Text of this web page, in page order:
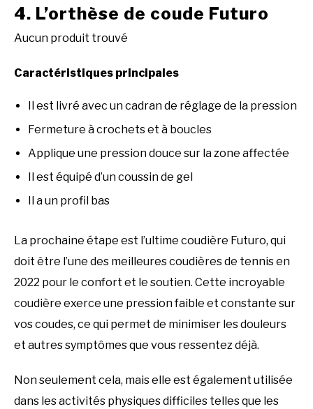
4. L’orthèse de coude Futuro
Aucun produit trouvé
Caractéristiques principales
Il est livré avec un cadran de réglage de la pression
Fermeture à crochets et à boucles
Applique une pression douce sur la zone affectée
Il est équipé d’un coussin de gel
Il a un profil bas
La prochaine étape est l’ultime coudière Futuro, qui
doit être l’une des meilleures coudières de tennis en
2022 pour le confort et le soutien. Cette incroyable
coudière exerce une pression faible et constante sur
vos coudes, ce qui permet de minimiser les douleurs
et autres symptômes que vous ressentez déjà.
Non seulement cela, mais elle est également utilisée
dans les activités physiques difficiles telles que les